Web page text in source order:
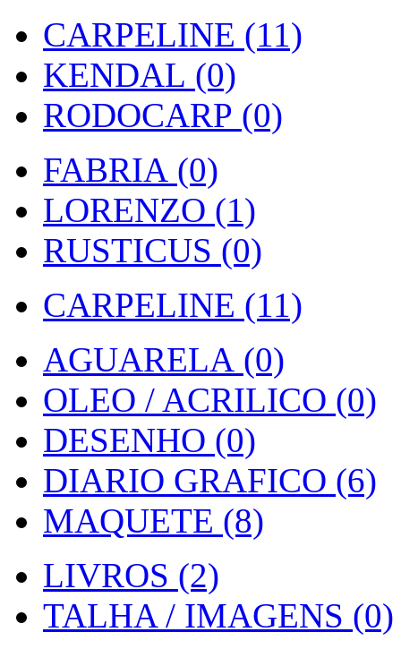
CARPELINE (11)
KENDAL (0)
RODOCARP (0)
FABRIA (0)
LORENZO (1)
RUSTICUS (0)
CARPELINE (11)
AGUARELA (0)
OLEO / ACRILICO (0)
DESENHO (0)
DIARIO GRAFICO (6)
MAQUETE (8)
LIVROS (2)
TALHA / IMAGENS (0)